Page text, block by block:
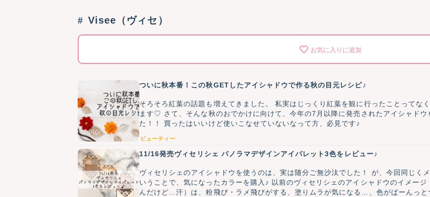
Visee（ヴィセ）
お気に入りに追加
ついに秋本番！この秋GETしたアイシャドウで作る秋の目元レシピ♪
そろそろ紅葉の話題も増えてきました。 私実はじっくり紅葉を観に行ったことってな
ます♡ さて、そんな秋のおでかけに向けて、今年の7月以降に発売されたアイシャド
た！！ 買ったはいいけど使いこなせていないなって方、必見です♪
ビューティー
11/16発売ヴィセリシェ パノラマデザインアイパレット3色をレビュー♪
ヴィセリシェのアイシャドウを使うのは、実は随分ご無沙汰でした！ が、今回同じく
いうことで、気になったカラーを購入♪ 以前のヴィセリシェのアイシャドウのイメー
んだけど…汗）は、粉飛び・ラメ飛びがする、塗りムラが気になる…、色がばーんっと